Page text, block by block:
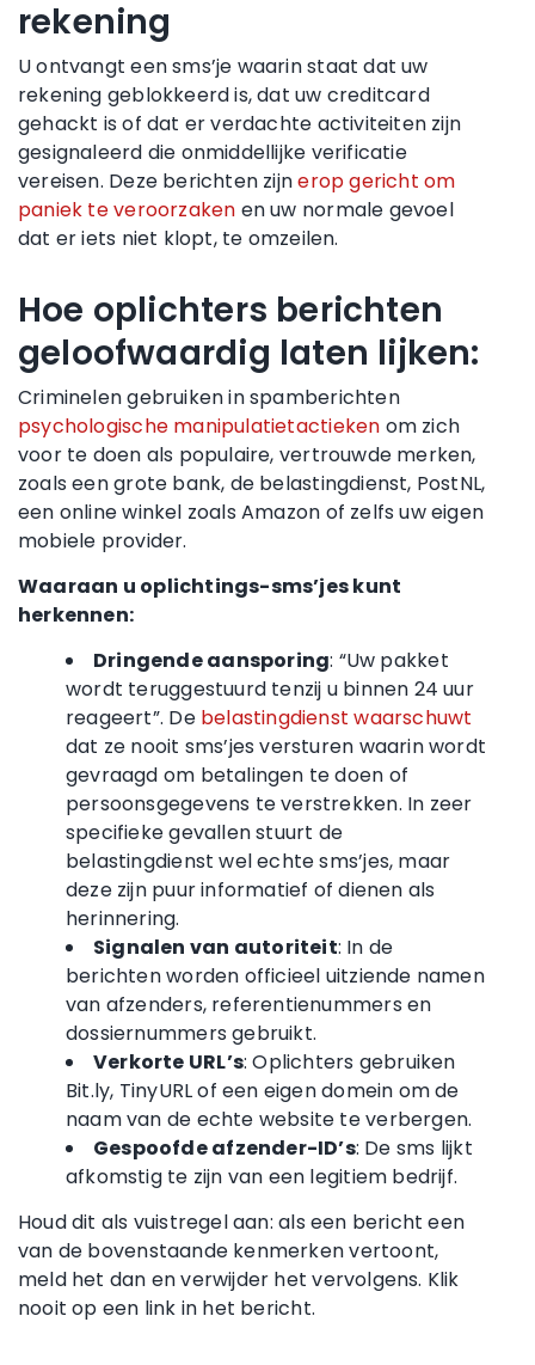
rekening
U ontvangt een sms’je waarin staat dat uw
rekening geblokkeerd is, dat uw creditcard
gehackt is of dat er verdachte activiteiten zijn
gesignaleerd die onmiddellijke verificatie
vereisen. Deze berichten zijnerop gericht om
paniek te veroorzaken en uw normale gevoel
dat er iets niet klopt, te omzeilen.
Hoe oplichters berichten
geloofwaardig laten lijken:
Criminelen gebruiken in spamberichten
psychologische manipulatietactieken om zich
voor te doen als populaire, vertrouwde merken,
zoals een grote bank, de belastingdienst, PostNL,
een online winkel zoals Amazon of zelfs uw eigen
mobiele provider.
Waaraan u oplichtings-sms’jes kunt
herkennen:
Dringende aansporing: “Uw pakket
wordt teruggestuurd tenzij u binnen 24 uur
reageert”. De belastingdienst waarschuwt
dat ze nooit sms’jes versturen waarin wordt
gevraagd om betalingen te doen of
persoonsgegevens te verstrekken. In zeer
specifieke gevallen stuurt de
belastingdienst wel echte sms’jes, maar
deze zijn puur informatief of dienen als
herinnering.
Signalen van autoriteit: In de
berichten worden officieel uitziende namen
van afzenders, referentienummers en
dossiernummers gebruikt.
Verkorte URL’s: Oplichters gebruiken
Bit.ly, TinyURL of een eigen domein om de
naam van de echte website te verbergen.
Gespoofde afzender-ID’s: De sms lijkt
afkomstig te zijn van een legitiem bedrijf.
Houd dit als vuistregel aan: als een bericht een
van de bovenstaande kenmerken vertoont,
meld het dan en verwijder het vervolgens. Klik
nooit op een link in het bericht.